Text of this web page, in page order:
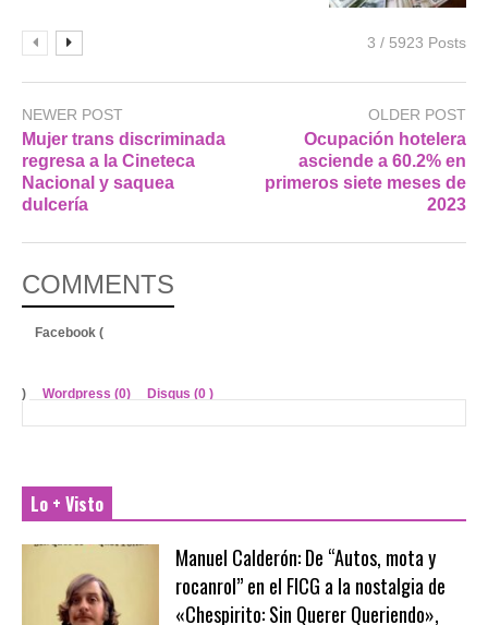
3 / 5923 Posts
NEWER POST
Mujer trans discriminada
regresa a la Cineteca
Nacional y saquea
dulcería
OLDER POST
Ocupación hotelera
asciende a 60.2% en
primeros siete meses de
2023
COMMENTS
Facebook (
) Wordpress (0) Disqus (0 )
Lo + Visto
Manuel Calderón: De “Autos, mota y
rocanrol” en el FICG a la nostalgia de
«Chespirito: Sin Querer Queriendo»,